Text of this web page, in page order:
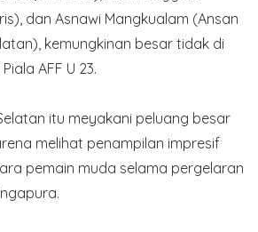
dan Asnawi Mangkualam (Ansan
kemungkinan besar tidak di
AFF U 23.
itu meyakani peluang besar
melihat penampilan impresif
pemain muda selama pergelaran